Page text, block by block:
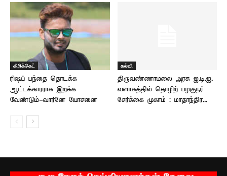
கிரிக்கெட்
ரிஷப் பந்தை தொடக்க
ஆட்டக்காரராக இறக்க
வேண்டும்-வார்னே யோசனை
கல்வி
திருவண்ணாமலை அரசு ஐ.டி.ஐ.
வளாகத்தில் தொழிற் பழகுநர்
சேர்க்கை முகாம் : மாதாந்திர...